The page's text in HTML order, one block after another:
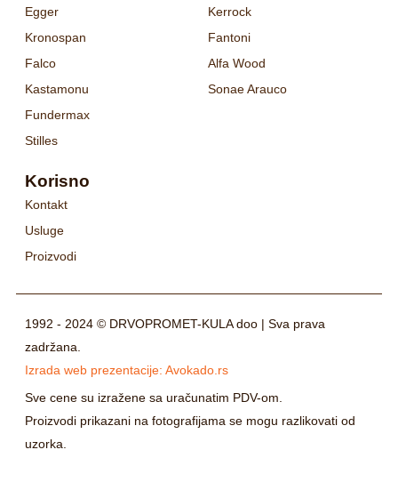
Egger
Kronospan
Falco
Kastamonu
Fundermax
Stilles
Kerrock
Fantoni
Alfa Wood
Sonae Arauco
Korisno
Kontakt
Usluge
Proizvodi
1992 - 2024 © DRVOPROMET-KULA doo | Sva prava
zadržana.
Izrada web prezentacije: Avokado.rs
Sve cene su izražene sa uračunatim PDV-om.
Proizvodi prikazani na fotografijama se mogu razlikovati od
uzorka.